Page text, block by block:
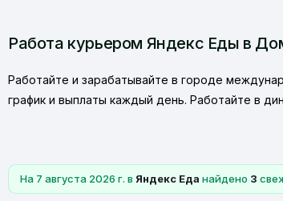
Работа курьером Яндекс Еды в
Работайте и зарабатывайте в городе
график и выплаты каждый день. Работайте в
На 7 августа 2026 г. в Яндекс Еда найдено 3